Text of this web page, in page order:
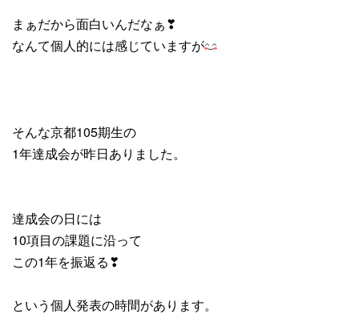
まぁだから面白いんだなぁ❣
なんて個人的には感じていますが
そんな京都105期生の
1年達成会が昨日ありました。
達成会の日には
10項目の課題に沿って
この1年を振返る❣
という個人発表の時間があります。